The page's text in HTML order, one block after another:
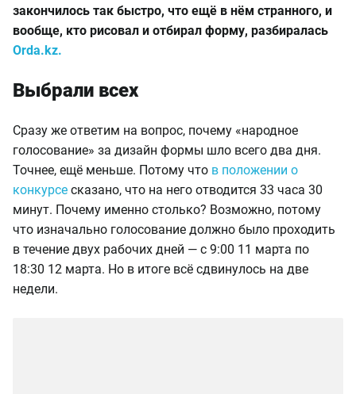
закончилось так быстро, что ещё в нём странного, и
вообще, кто рисовал и отбирал форму, разбиралась
Orda.kz.
Выбрали всех
Сразу же ответим на вопрос, почему «народное
голосование» за дизайн формы шло всего два дня.
Точнее, ещё меньше. Потому что в положении о
конкурсе сказано, что на него отводится 33 часа 30
минут. Почему именно столько? Возможно, потому
что изначально голосование должно было проходить
в течение двух рабочих дней — с 9:00 11 марта по
18:30 12 марта. Но в итоге всё сдвинулось на две
недели.